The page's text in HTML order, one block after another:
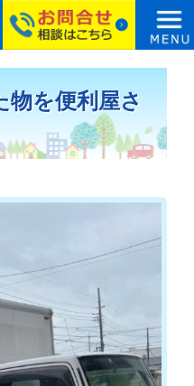
物を便利屋さ